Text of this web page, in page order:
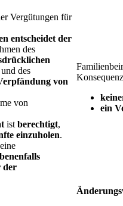
Vergütungen für
entscheidet der
des
und des
von
von
ist berechtigt,
einzuholen.
der
ein